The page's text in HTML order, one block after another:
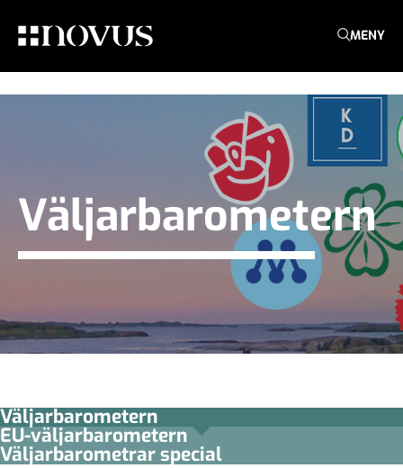
MENY
Väljarbarometern
Väljarbarometern
EU-väljarbarometern
Väljarbarometrar special